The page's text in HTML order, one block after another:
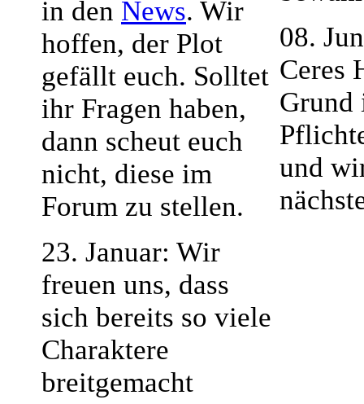
in den News. Wir
hoffen, der Plot
gefällt euch. Solltet
ihr Fragen haben,
dann scheut euch
nicht, diese im
Forum zu stellen.
23. Januar: Wir
freuen uns, dass
sich bereits so viele
Charaktere
breitgemacht
08.
Ceres
Grund
und